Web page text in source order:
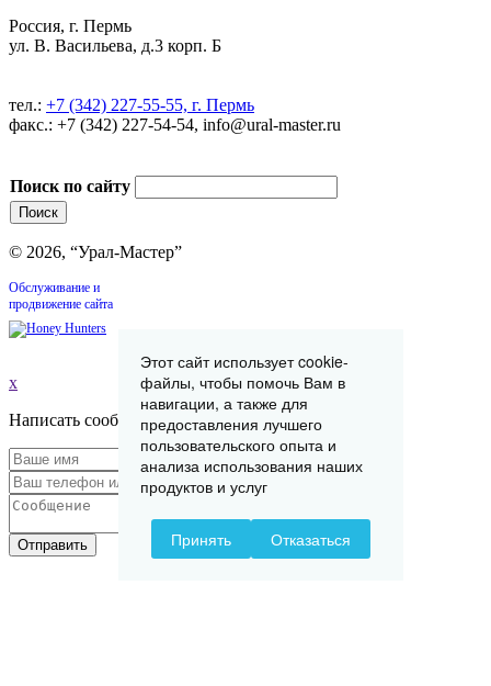
Россия, г. Пермь
ул. В. Васильева, д.3 корп. Б
тел.: +7 (342) 227-55-55, г. Пермь
факс.: +7 (342) 227-54-54, info@ural-master.ru
Поиск по сайту
© 2026, “Урал-Мастер”
Обслуживание и
продвижение сайта
x
Написать сообщение
Отправить
Этот сайт использует cookie-
файлы, чтобы помочь Вам в
навигации, а также для
предоставления лучшего
пользовательского опыта и
анализа использования наших
продуктов и услуг
Принять Отказаться